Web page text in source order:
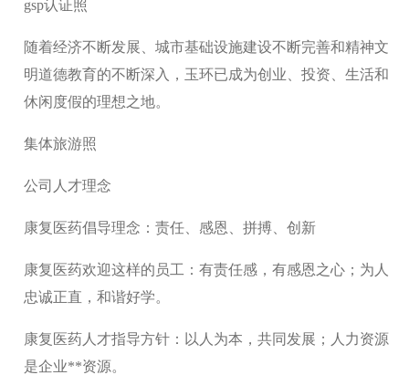
gsp认证照
随着经济不断发展、城市基础设施建设不断完善和精神文
明道德教育的不断深入，玉环已成为创业、投资、生活和
休闲度假的理想之地。
集体旅游照
公司人才理念
康复医药倡导理念：责任、感恩、拼搏、创新
康复医药欢迎这样的员工：有责任感，有感恩之心；为人
忠诚正直，和谐好学。
康复医药人才指导方针：以人为本，共同发展；人力资源
是企业**资源。